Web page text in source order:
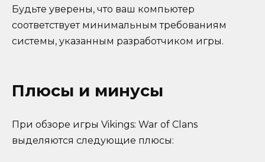
Будьте уверены, что ваш компьютер
соответствует минимальным требованиям
системы, указанным разработчиком игры.
Плюсы и минусы
При обзоре игры Vikings: War of Clans
выделяются следующие плюсы: